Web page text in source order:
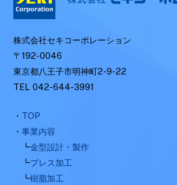
株式会社セキコーポレーション
〒192-0046
東京都八王子市明神町2-9-22
TEL 042-644-3991
・ TOP
・事業内容
┗金型設計・製作
┗プレス加工
┗樹脂加工